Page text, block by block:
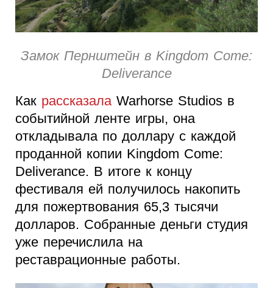
Замок Пернштейн в Kingdom Come:
Deliverance
Как рассказалаWarhorse Studios в
событийной ленте игры, она
откладывала по доллару с каждой
проданной копии Kingdom Come:
Deliverance. В итоге к концу
фестиваля ей получилось накопить
для пожертвования 65,3 тысячи
долларов. Собранные деньги студия
уже перечислила на
реставрационные работы.